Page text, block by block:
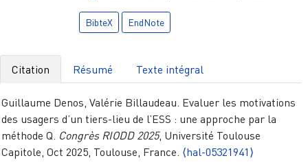
BibteX EndNote
Citation Résumé Texte intégral
Guillaume Denos, Valérie Billaudeau. Evaluer les motivations
des usagers d’un tiers-lieu de l’ESS : une approche par la
méthode Q. Congrès RIODD 2025, Université Toulouse
Capitole, Oct 2025, Toulouse, France. ⟨hal-05321941⟩